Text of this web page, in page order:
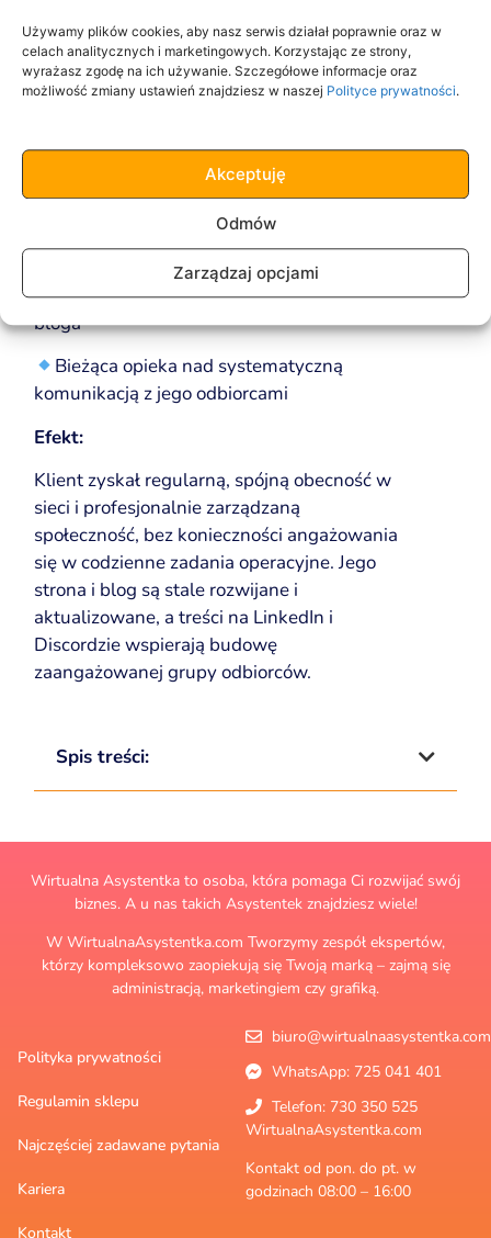
Używamy plików cookies, aby nasz serwis działał poprawnie oraz w
celach analitycznych i marketingowych. Korzystając ze strony,
wyrażasz zgodę na ich używanie. Szczegółowe informacje oraz
możliwość zmiany ustawień znajdziesz w naszej Polityce prywatności.
Akceptuję
Odmów
Zarządzaj opcjami
Spis treści:
Moderacja i opieka nad społecznością na
Discordzie
komentarzy na LinkedInie
Dodawanie nowych artykułów na blogu i
aktualizacja treści na stronie internetowej
Aktualizacje techniczne strony i
wprowadzanie nowych funkcjonalności na
bloga
Bieżąca opieka nad systematyczną
komunikacją z jego odbiorcami
Efekt:
Klient zyskał regularną, spójną obecność w
sieci i profesjonalnie zarządzaną
społeczność, bez konieczności angażowania
się w codzienne zadania operacyjne. Jego
strona i blog są stale rozwijane i
aktualizowane, a treści na LinkedIn i
Discordzie wspierają budowę
zaangażowanej grupy odbiorców.
Wirtualna Asystentka to osoba, która pomaga Ci rozwijać swój
biznes. A u nas takich Asystentek znajdziesz wiele!
W WirtualnaAsystentka.com Tworzymy zespół ekspertów,
którzy kompleksowo zaopiekują się Twoją marką – zajmą się
administracją, marketingiem czy grafiką.
Polityka prywatności
Regulamin sklepu
Najczęściej zadawane pytania
Kariera
Kontakt
biuro@wirtualnaasystentka.com
WhatsApp: 725 041 401
Telefon: 730 350 525
WirtualnaAsystentka.com
Kontakt od pon. do pt. w
godzinach 08:00 – 16:00